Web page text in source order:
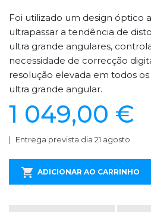
Foi utilizado um design óptico
ultrapassar a tendência de
ultra grande angulares,
necessidade de correcção
resolução elevada em todos
ultra grande angular.
1 049,00 €
Entrega prevista dia 21 agosto
ADICIONAR AO CARRINHO